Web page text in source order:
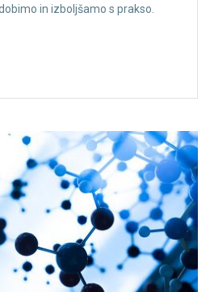
in izboljšamo s prakso.